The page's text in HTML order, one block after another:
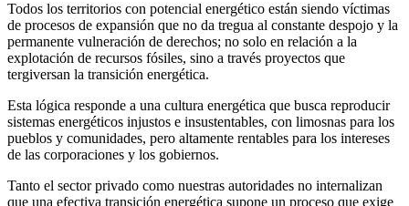
Todos los territorios con potencial energético están siendo víctimas
de procesos de expansión que no da tregua al constante despojo y la
permanente vulneración de derechos; no solo en relación a la
explotación de recursos fósiles, sino a través proyectos que
tergiversan la transición energética.
Esta lógica responde a una cultura energética que busca reproducir
sistemas energéticos injustos e insustentables, con limosnas para los
pueblos y comunidades, pero altamente rentables para los intereses
de las corporaciones y los gobiernos.
Tanto el sector privado como nuestras autoridades no internalizan
que una efectiva transición energética supone un proceso que exige